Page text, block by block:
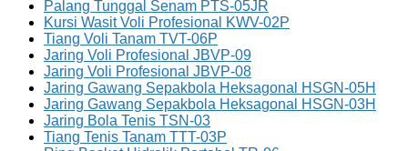
Palang Tunggal Senam PTS-05JR
Kursi Wasit Voli Profesional KWV-02P
Tiang Voli Tanam TVT-06P
Jaring Voli Profesional JBVP-09
Jaring Voli Profesional JBVP-08
Jaring Gawang Sepakbola Heksagonal HSGN-05H
Jaring Gawang Sepakbola Heksagonal HSGN-03H
Jaring Bola Tenis TSN-03
Tiang Tenis Tanam TTT-03P